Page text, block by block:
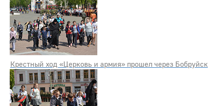
Крестный ход «Церковь и армия» прошел через Бобруйск